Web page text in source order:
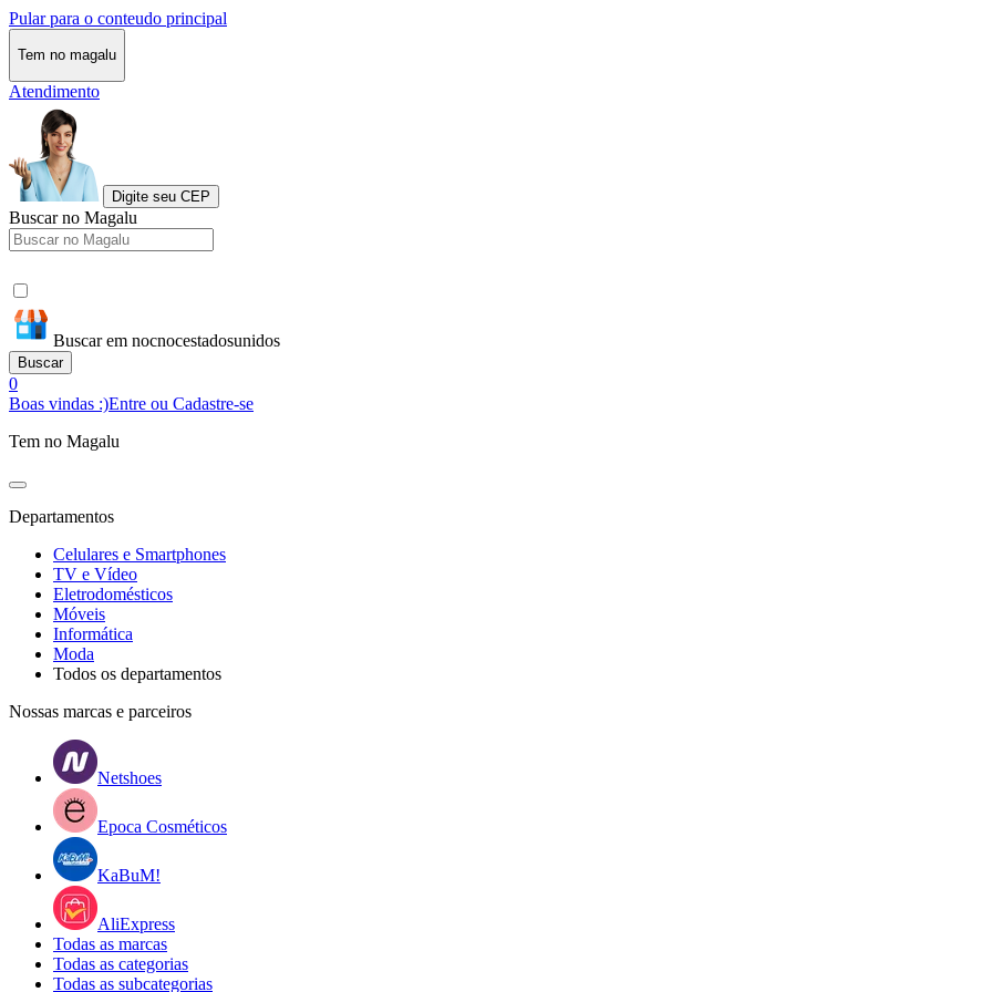
Pular para o conteudo principal
Tem no magalu
Atendimento
Digite seu CEP
Buscar no Magalu
Buscar em nocnocestadosunidos
Buscar
0
Boas vindas :)Entre ou Cadastre-se
Tem no Magalu
Departamentos
Celulares e Smartphones
TV e Vídeo
Eletrodomésticos
Móveis
Informática
Moda
Todos os departamentos
Nossas marcas e parceiros
Netshoes
Epoca Cosméticos
KaBuM!
AliExpress
Todas as marcas
Todas as categorias
Todas as subcategorias